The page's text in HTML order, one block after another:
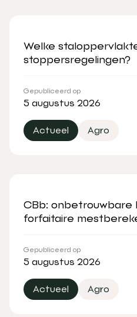
Welke
stoppersregelingen?
Gepubliceerd op
5 augustus 2026
Actueel Agro
CBb: onbetrouwbare
forfaitaire
Gepubliceerd op
5 augustus 2026
Actueel Agro